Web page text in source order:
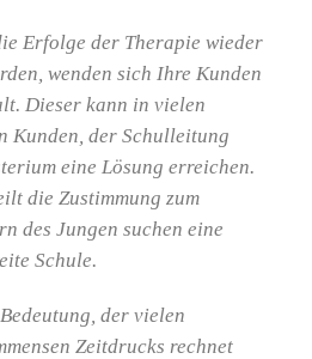
Erfolge der Therapie wieder
wenden sich Ihre Kunden
Dieser kann in vielen
Kunden, der Schulleitung
eine Lösung erreichen.
die Zustimmung zum
des Jungen suchen eine
Schule.
der vielen
Zeitdrucks rechnet